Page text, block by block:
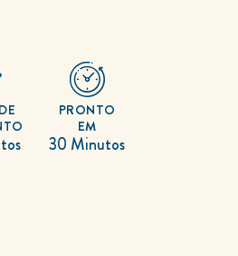
30 Minutos
PRONTO
EM